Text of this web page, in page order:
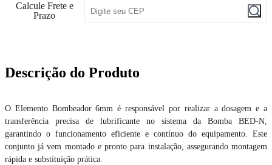
Calcule Frete e
Prazo
Descrição do Produto
O Elemento Bombeador 6mm é responsável por realizar a dosagem e a
transferência precisa de lubrificante no sistema da Bomba BED-N,
garantindo o funcionamento eficiente e contínuo do equipamento. Este
conjunto já vem montado e pronto para instalação, assegurando montagem
rápida e substituição prática.